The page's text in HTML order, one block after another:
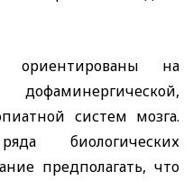
ориентированы на
систем мозга.
биологических
предполагать, что